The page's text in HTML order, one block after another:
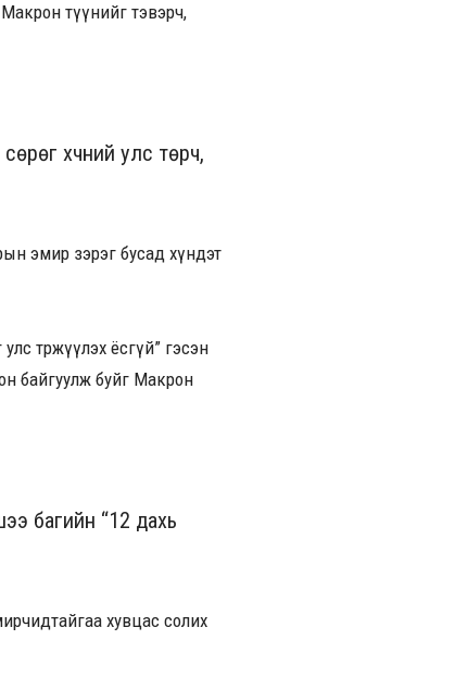
түүнийг тэвэрч,
хүчний улс төрч,
эмир зэрэг бусад хүндэт
төржүүлэх ёсгүй” гэсэн
байгуулж буйг Макрон
багийн “12 дахь
хувцас солих